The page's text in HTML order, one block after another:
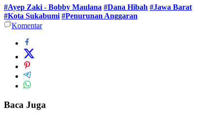
#Ayep Zaki - Bobby Maulana #Dana Hibah #Jawa Barat
#Kota Sukabumi #Penurunan Anggaran
Komentar
Baca Juga